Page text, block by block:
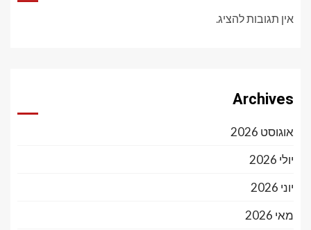
אין תגובות להציג.
Archives
אוגוסט 2026
יולי 2026
יוני 2026
מאי 2026